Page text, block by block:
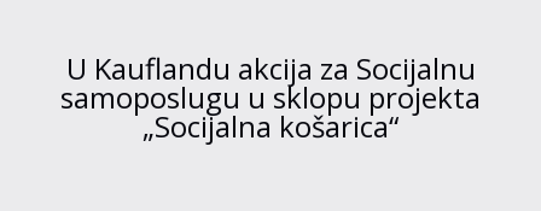
U Kauflandu akcija za Socijalnu
samoposlugu u sklopu projekta
„Socijalna košarica“